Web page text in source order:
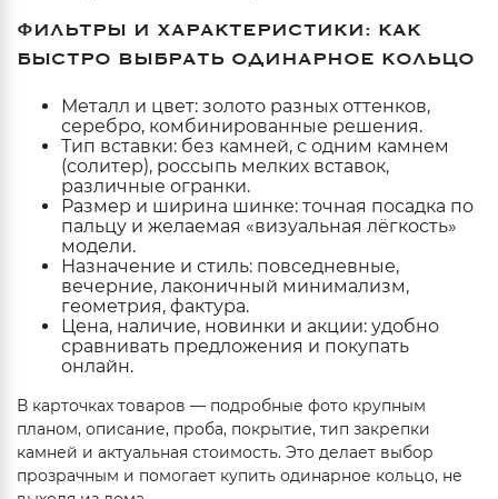
ФИЛЬТРЫ И ХАРАКТЕРИСТИКИ: КАК
БЫСТРО ВЫБРАТЬ ОДИНАРНОЕ КОЛЬЦО
Металл и цвет: золото разных оттенков,
серебро, комбинированные решения.
Тип вставки: без камней, с одним камнем
(солитер), россыпь мелких вставок,
различные огранки.
Размер и ширина шинке: точная посадка по
пальцу и желаемая «визуальная лёгкость»
модели.
Назначение и стиль: повседневные,
вечерние, лаконичный минимализм,
геометрия, фактура.
Цена, наличие, новинки и акции: удобно
сравнивать предложения и покупать
онлайн.
В карточках товаров — подробные фото крупным
планом, описание, проба, покрытие, тип закрепки
камней и актуальная стоимость. Это делает выбор
прозрачным и помогает купить одинарное кольцо, не